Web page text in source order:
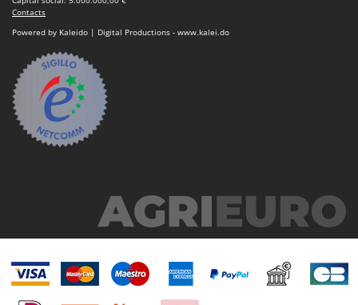
Contacts
Powered by Kaleido | Digital Productions - www.kalei.do